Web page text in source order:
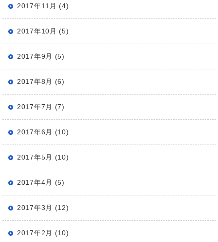
2017年11月 (4)
2017年10月 (5)
2017年9月 (5)
2017年8月 (6)
2017年7月 (7)
2017年6月 (10)
2017年5月 (10)
2017年4月 (5)
2017年3月 (12)
2017年2月 (10)